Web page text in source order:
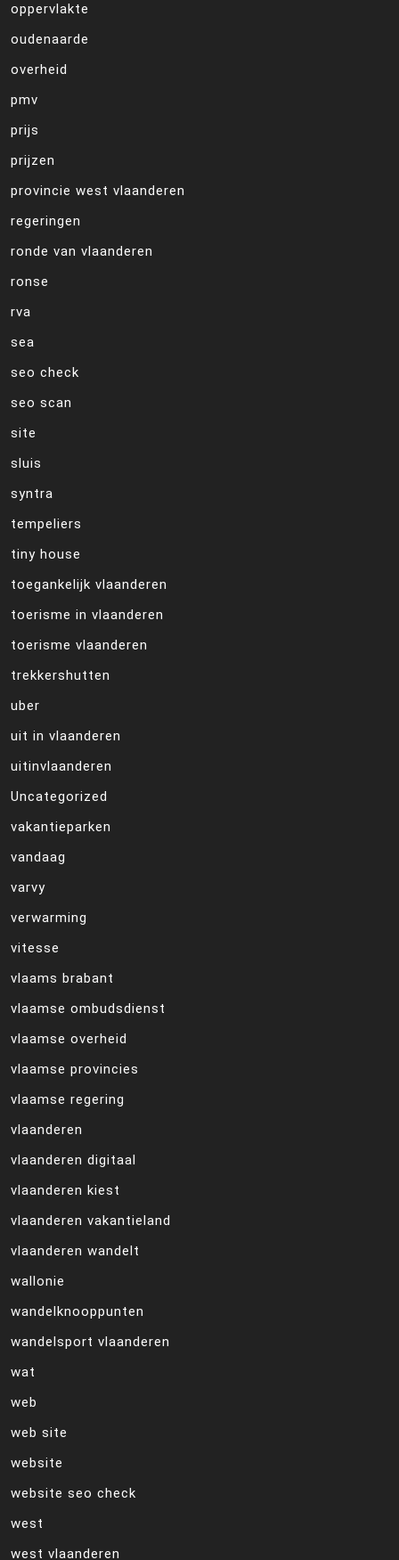
oppervlakte
oudenaarde
overheid
pmv
prijs
prijzen
provincie west vlaanderen
regeringen
ronde van vlaanderen
ronse
rva
sea
seo check
seo scan
site
sluis
syntra
tempeliers
tiny house
toegankelijk vlaanderen
toerisme in vlaanderen
toerisme vlaanderen
trekkershutten
uber
uit in vlaanderen
uitinvlaanderen
Uncategorized
vakantieparken
vandaag
varvy
verwarming
vitesse
vlaams brabant
vlaamse ombudsdienst
vlaamse overheid
vlaamse provincies
vlaamse regering
vlaanderen
vlaanderen digitaal
vlaanderen kiest
vlaanderen vakantieland
vlaanderen wandelt
wallonie
wandelknooppunten
wandelsport vlaanderen
wat
web
web site
website
website seo check
west
west vlaanderen